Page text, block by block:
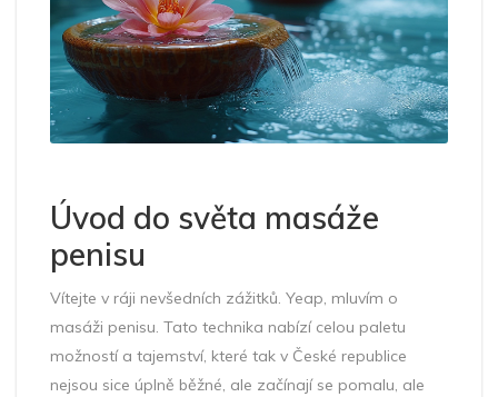
Úvod do světa masáže
penisu
Vítejte v ráji nevšedních zážitků. Yeap, mluvím o
masáži penisu. Tato technika nabízí celou paletu
možností a tajemství, které tak v České republice
nejsou sice úplně běžné, ale začínají se pomalu, ale